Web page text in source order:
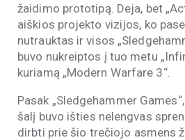
žaidimo prototipą. Deja, bet
aiškios projekto vizijos, ko
nutrauktas ir visos
buvo nukreiptos į tuo metu
kuriamą „Modern Warfare 3“.
Pasak „Sledgehammer
šalį buvo išties nelengvas
dirbti prie šio trečiojo asmens